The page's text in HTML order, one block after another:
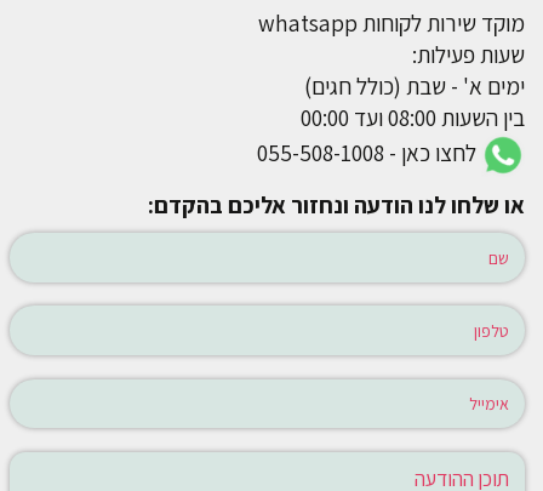
מוקד שירות לקוחות whatsapp
שעות פעילות:
ימים א' - שבת (כולל חגים)
בין השעות 08:00 ועד 00:00
לחצו כאן - 055-508-1008
או שלחו לנו הודעה ונחזור אליכם בהקדם: